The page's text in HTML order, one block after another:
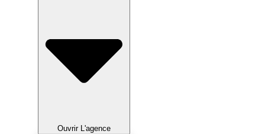
Ouvrir L'agence